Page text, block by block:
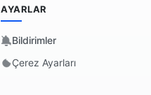
AYARLAR
Bildirimler
Çerez Ayarları